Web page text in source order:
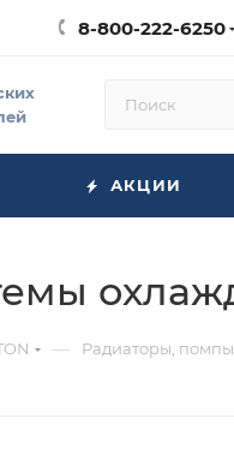
8-800-222-6250
АКЦИИ
— Радиаторы,